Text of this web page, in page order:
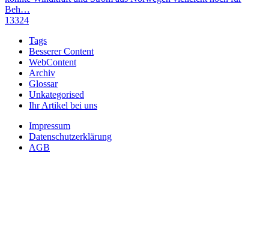
Beh…
13324
Tags
Besserer Content
WebContent
Archiv
Glossar
Unkategorised
Ihr Artikel bei uns
Impressum
Datenschutzerklärung
AGB